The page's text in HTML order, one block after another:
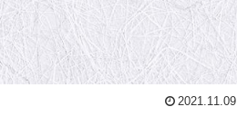
2021.11.09